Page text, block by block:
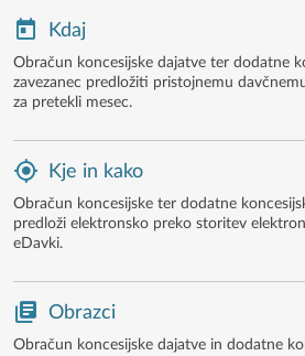
Kdaj
Obračun koncesijske dajatve ter dodatne
zavezanec predložiti pristojnemu
za pretekli mesec.
Kje in kako
Obračun koncesijske ter dodatne
predloži elektronsko preko storitev
eDavki.
Obrazci
Obračun koncesijske dajatve in dodatne